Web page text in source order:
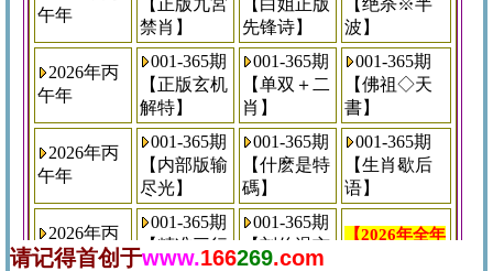
请记得首创于www.166269.com